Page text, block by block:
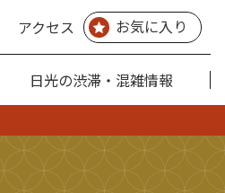
アクセス お気に入り
日光の渋滞・混雑情報